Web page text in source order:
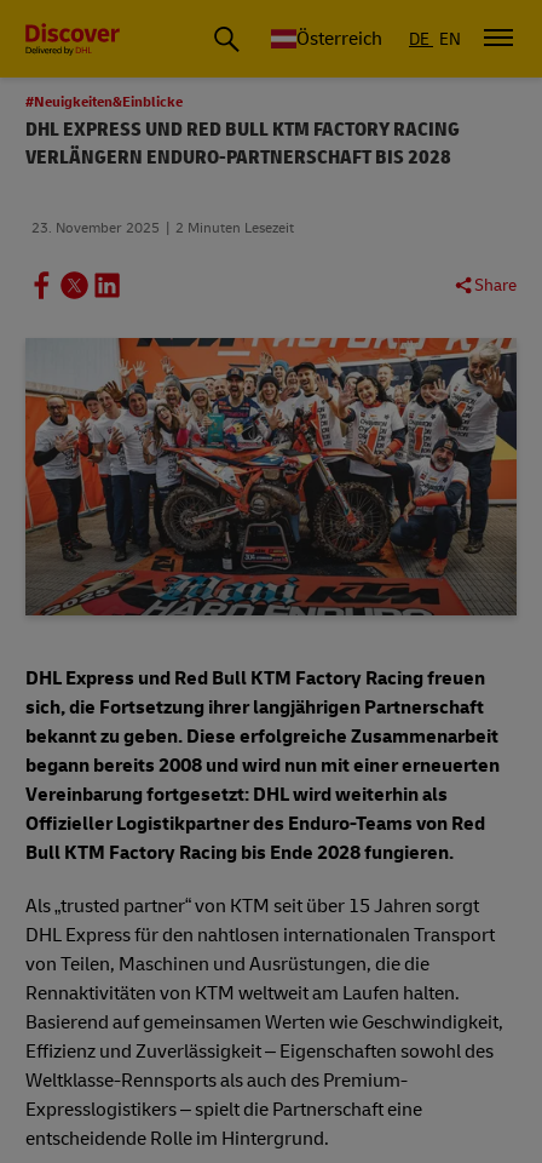
Österreich DE EN
#Neuigkeiten&Einblicke
DHL EXPRESS UND RED BULL KTM FACTORY RACING
VERLÄNGERN ENDURO-PARTNERSCHAFT BIS 2028
23. November 2025 2 Minuten Lesezeit
Share
DHL Express und Red Bull KTM Factory Racing freuen
sich, die Fortsetzung ihrer langjährigen Partnerschaft
bekannt zu geben. Diese erfolgreiche Zusammenarbeit
begann bereits 2008 und wird nun mit einer erneuerten
Vereinbarung fortgesetzt: DHL wird weiterhin als
Offizieller Logistikpartner des Enduro-Teams von Red
Bull KTM Factory Racing bis Ende 2028 fungieren.
Als „trusted partner“ von KTM seit über 15 Jahren sorgt
DHL Express für den nahtlosen internationalen Transport
von Teilen, Maschinen und Ausrüstungen, die die
Rennaktivitäten von KTM weltweit am Laufen halten.
Basierend auf gemeinsamen Werten wie Geschwindigkeit,
Effizienz und Zuverlässigkeit – Eigenschaften sowohl des
Weltklasse-Rennsports als auch des Premium-
Expresslogistikers – spielt die Partnerschaft eine
entscheidende Rolle im Hintergrund.